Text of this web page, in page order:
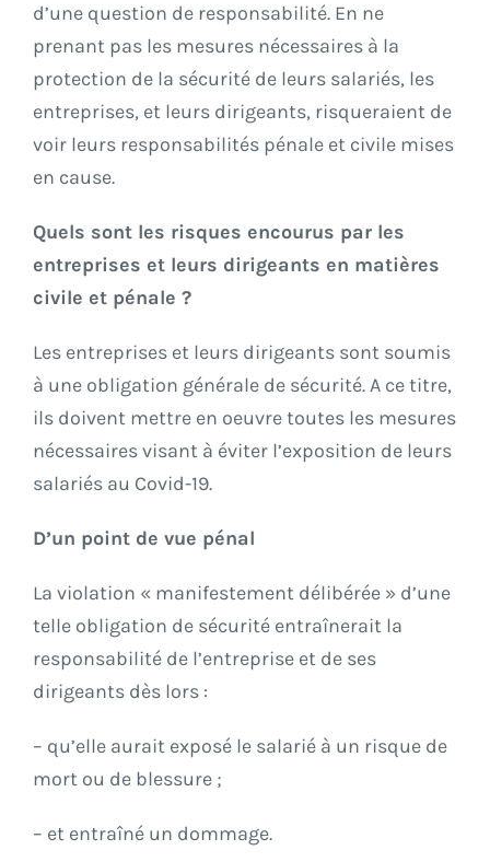
d’une question de responsabilité. En ne
prenant pas les mesures nécessaires à la
protection de la sécurité de leurs salariés, les
entreprises, et leurs dirigeants, risqueraient de
voir leurs responsabilités pénale et civile mises
en cause.
Quels sont les risques encourus par les
entreprises et leurs dirigeants en matières
civile et pénale ?
Les entreprises et leurs dirigeants sont soumis
à une obligation générale de sécurité. A ce titre,
ils doivent mettre en oeuvre toutes les mesures
nécessaires visant à éviter l’exposition de leurs
salariés au Covid-19.
D’un point de vue pénal
La violation « manifestement délibérée » d’une
telle obligation de sécurité entraînerait la
responsabilité de l’entreprise et de ses
dirigeants dès lors :
– qu’elle aurait exposé le salarié à un risque de
mort ou de blessure ;
– et entraîné un dommage.